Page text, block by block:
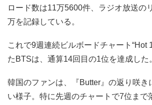
ロード数は11万5600件、ラジオ放送の
万を記録している。
これで9週連続ビルボードチャート“Hot
たBTSは、通算14回目の1位を達成した
韓国のファンは、『Butter』の返り咲き
い様子。特に先週のチャートで7位まで